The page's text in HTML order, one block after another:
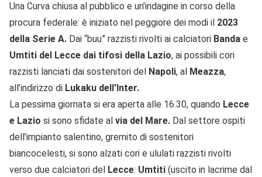
Una Curva chiusa al pubblico e un’indagine in corso della
procura federale: è iniziato nel peggiore dei modi il 2023
della Serie A. Dai “buu” razzisti rivolti ai calciatori Banda e
Umtiti del Lecce dai tifosi della Lazio, ai possibili cori
razzisti lanciati dai sostenitori del
Napoli, al Meazza,
all’indirizzo di Lukaku dell’Inter.
La pessima giornata si era aperta alle 16.30, quando Lecce
e Lazio si sono sfidate al via del Mare. Dal settore ospiti
dell’impianto salentino, gremito di sostenitori
biancocelesti, si sono alzati cori e ululati razzisti rivolti
verso due calciatori del
Lecce: Umtiti (uscito in lacrime dal